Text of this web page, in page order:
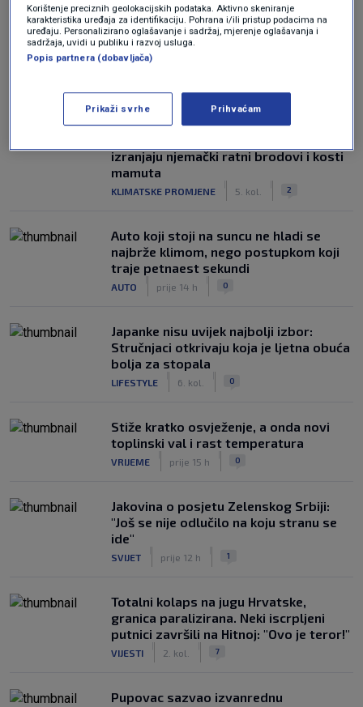
NAJČITANIJE
izranjaju njemački ratni brodovi i kosti
mamuta
KLIMATSKE PROMJENE 5. kol. 2
Auto koji stoji na suncu ne hladi se
najbrže klimom, nego postupkom koji
traje petnaest sekundi
AUTO prije 14 h 0
Japanke nisu uvijek najbolji izbor:
Stručnjaci otkrivaju koja je ljetna obuća
bolja za stopala
LIFESTYLE 6. kol. 0
Stiže kratko osvježenje, a onda novi
toplinski val i rast temperatura
VRIJEME prije 15 h 0
Jakovina o posjetu Zelenskog Srbiji:
"Još se nije odlučilo na koju stranu se
ide"
SVIJET prije 12 h 1
Totalni kolaps na jugu Hrvatske,
granica paralizirana. Neki iscrpljeni
putnici završili na Hitnoj: "Ovo je teror!"
VIJESTI 2. kol. 7
Pupovac sazvao izvanrednu
Korištenje preciznih geolokacijskih podataka. Aktivno skeniranje
karakteristika uređaja za identifikaciju. Pohrana i/ili pristup podacima na
uređaju. Personalizirano oglašavanje i sadržaj, mjerenje oglašavanja i
sadržaja, uvidi u publiku i razvoj usluga.
Popis partnera (dobavljača)
Prikaži svrhe Prihvaćam